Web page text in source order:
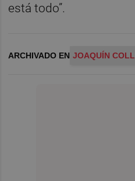
está todo”.
ARCHIVADO EN JOAQUÍN